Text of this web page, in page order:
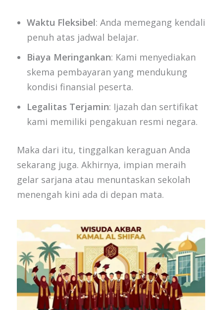
Waktu Fleksibel: Anda memegang kendali
penuh atas jadwal belajar.
Biaya Meringankan: Kami menyediakan
skema pembayaran yang mendukung
kondisi finansial peserta.
Legalitas Terjamin: Ijazah dan sertifikat
kami memiliki pengakuan resmi negara.
Maka dari itu, tinggalkan keraguan Anda
sekarang juga. Akhirnya, impian meraih
gelar sarjana atau menuntaskan sekolah
menengah kini ada di depan mata.